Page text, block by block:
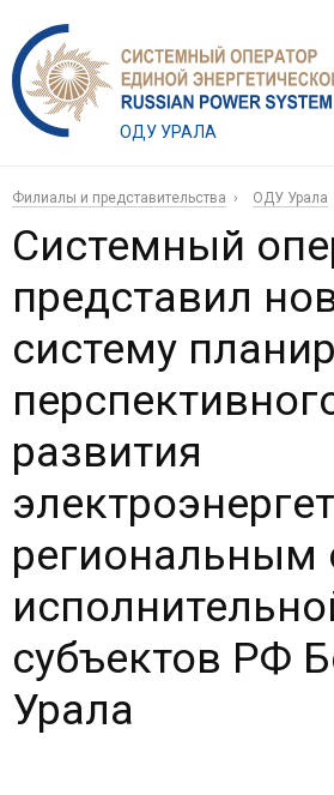
ОДУ УРАЛА
Филиалы и представительства ОДУ Урала
Системный
представил
систему
развития
региональным
субъектов РФ
Урала